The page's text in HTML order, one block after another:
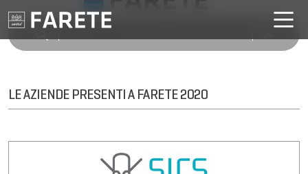
LE AZIENDE PRESENTI A FARETE 2020